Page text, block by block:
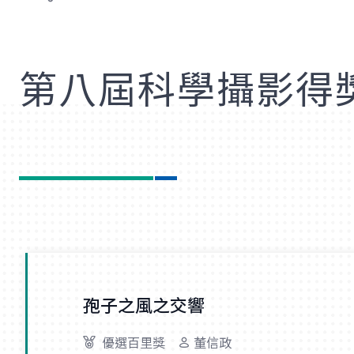
第八屆科學攝影得
孢子之風之交響
優選百里獎 董信政